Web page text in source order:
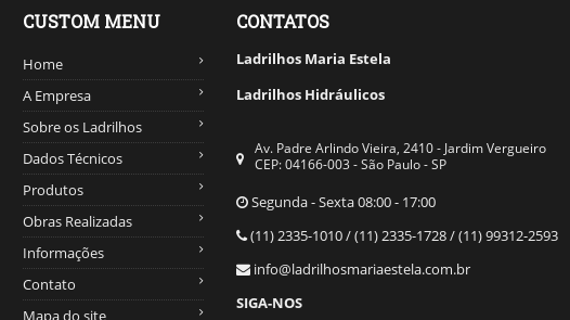
CUSTOM MENU
Home
A Empresa
Sobre os Ladrilhos
Dados Técnicos
Produtos
Obras Realizadas
Informações
Contato
Mapa do site
CONTATOS
Ladrilhos Maria Estela
Ladrilhos Hidráulicos
Av. Padre Arlindo Vieira, 2410 - Jardim Vergueiro
CEP: 04166-003 - São Paulo - SP
Segunda - Sexta 08:00 - 17:00
(11) 2335-1010 / (11) 2335-1728 / (11) 99312-2593
info@ladrilhosmariaestela.com.br
SIGA-NOS